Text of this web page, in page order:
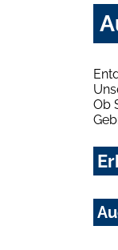
Ob